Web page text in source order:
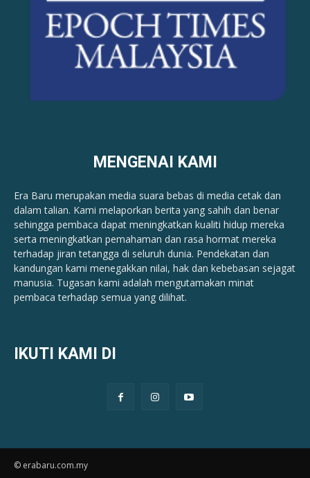
MENGENAI KAMI
Era Baru merupakan media suara bebas di media cetak dan
dalam talian. Kami melaporkan berita yang sahih dan benar ​​
sehingga pembaca dapat meningkatkan kualiti hidup mereka
serta meningkatkan pemahaman dan rasa hormat mereka
terhadap jiran tetangga di seluruh dunia. Pendekatan dan
kandungan kami menegakkan nilai, hak dan kebebasan sejagat
manusia. Tugasan kami adalah mengutamakan minat
pembaca terhadap semua yang dilihat.
IKUTI KAMI DI
© erabaru.com.my